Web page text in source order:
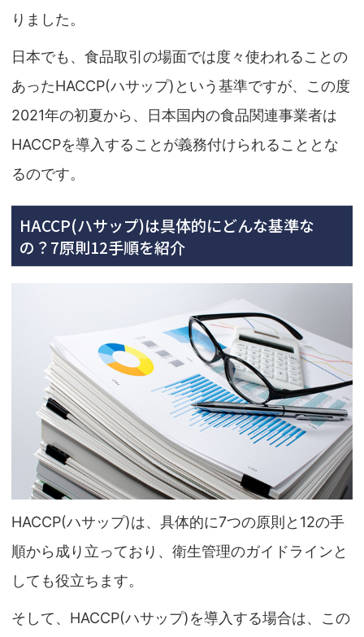
りました。
日本でも、食品取引の場面では度々使われることの
あったHACCP(ハサップ)という基準ですが、この度
2021年の初夏から、日本国内の食品関連事業者は
HACCPを導入することが義務付けられることとな
るのです。
HACCP(ハサップ)は具体的にどんな基準な
の？7原則12手順を紹介
HACCP(ハサップ)は、具体的に7つの原則と12の手
順から成り立っており、衛生管理のガイドラインと
しても役立ちます。
そして、HACCP(ハサップ)を導入する場合は、この